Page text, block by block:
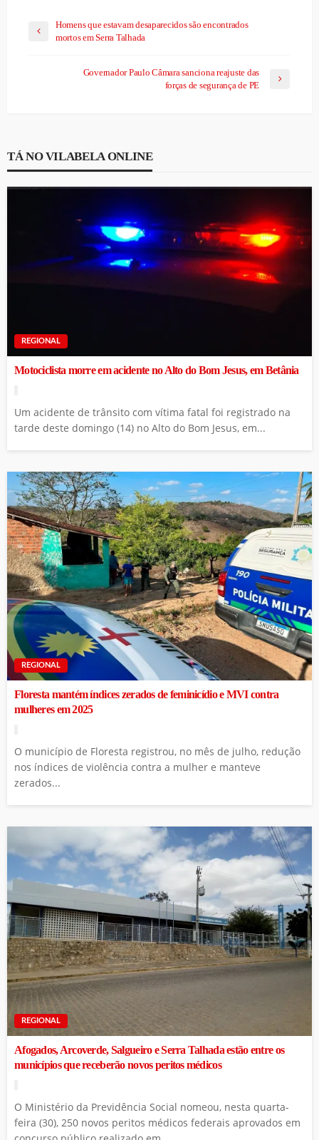
Homens que estavam desaparecidos são encontrados
mortos em Serra Talhada
Governador Paulo Câmara sanciona reajuste das
forças de segurança de PE
TÁ NO VILABELA ONLINE
REGIONAL
Motociclista morre em acidente no Alto do Bom Jesus, em Betânia
Um acidente de trânsito com vítima fatal foi registrado na
tarde deste domingo (14) no Alto do Bom Jesus, em...
REGIONAL
Floresta mantém índices zerados de feminicídio e MVI contra
mulheres em 2025
O município de Floresta registrou, no mês de julho, redução
nos índices de violência contra a mulher e manteve
zerados...
REGIONAL
Afogados, Arcoverde, Salgueiro e Serra Talhada estão entre os
municípios que receberão novos peritos médicos
O Ministério da Previdência Social nomeou, nesta quarta-
feira (30), 250 novos peritos médicos federais aprovados em